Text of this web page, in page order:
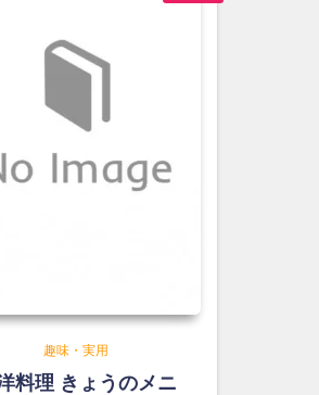
趣味・実用
料理 きょうのメニ